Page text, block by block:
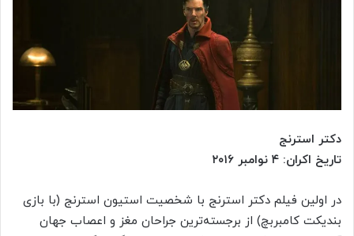
دکتر استرنج
تاریخ اکران: ۴ نوامبر ۲۰۱۶
در اولین فیلم دکتر استرنج با شخصیت استیون استرنج (با بازی
بندیکت کامبربچ) از برجسته‌ترین جراحان مغز و اعصاب جهان